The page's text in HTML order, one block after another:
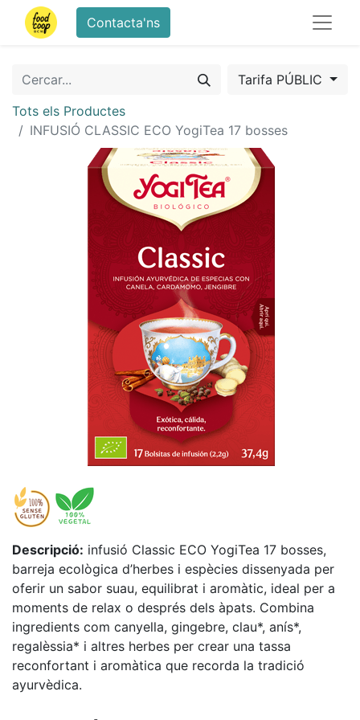
Contacta'ns
Tarifa PÚBLIC
Tots els Productes
INFUSIÓ CLASSIC ECO YogiTea 17 bosses
Descripció: infusió Classic ECO YogiTea 17 bosses,
barreja ecològica d’herbes i espècies dissenyada per
oferir un sabor suau, equilibrat i aromàtic, ideal per a
moments de relax o després dels àpats. Combina
ingredients com canyella, gingebre, clau*, anís*,
regalèssia* i altres herbes per crear una tassa
reconfortant i aromàtica que recorda la tradició
ayurvèdica.